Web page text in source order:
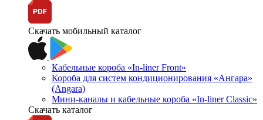
Скачать мобильный каталог
Кабельные короба «In-liner Front»
Короба для систем кондиционирования «Ангара»
(Angara)
Мини-каналы и кабельные короба «In-liner Classic»
Скачать каталог